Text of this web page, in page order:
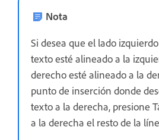
Nota
Si desea que el lado
texto esté alineado a la
derecho esté alineado a la
punto de inserción donde
texto a la derecha, presione
a la derecha el resto de la